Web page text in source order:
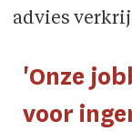
advies
'Onze
voor